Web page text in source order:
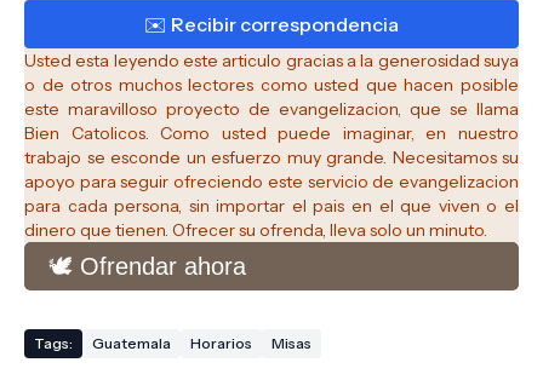
Usted esta leyendo este articulo gracias a la generosidad suya
o de otros muchos lectores como usted que hacen posible
este maravilloso proyecto de evangelizacion, que se llama
Bien Catolicos.Como usted puede imaginar, en nuestro
trabajo se esconde un esfuerzo muy grande. Necesitamos su
apoyo para seguir ofreciendo este servicio de evangelizacion
para cada persona, sin importar el pais en el que viven o el
dinero que tienen. Ofrecer su ofrenda, lleva solo un minuto.
🕊️ Ofrendar ahora
Tags: Guatemala Horarios Misas